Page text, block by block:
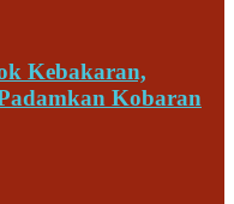
Kebakaran,
Kobaran